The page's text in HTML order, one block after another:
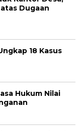
Dugaan
18 Kasus
Hukum Nilai